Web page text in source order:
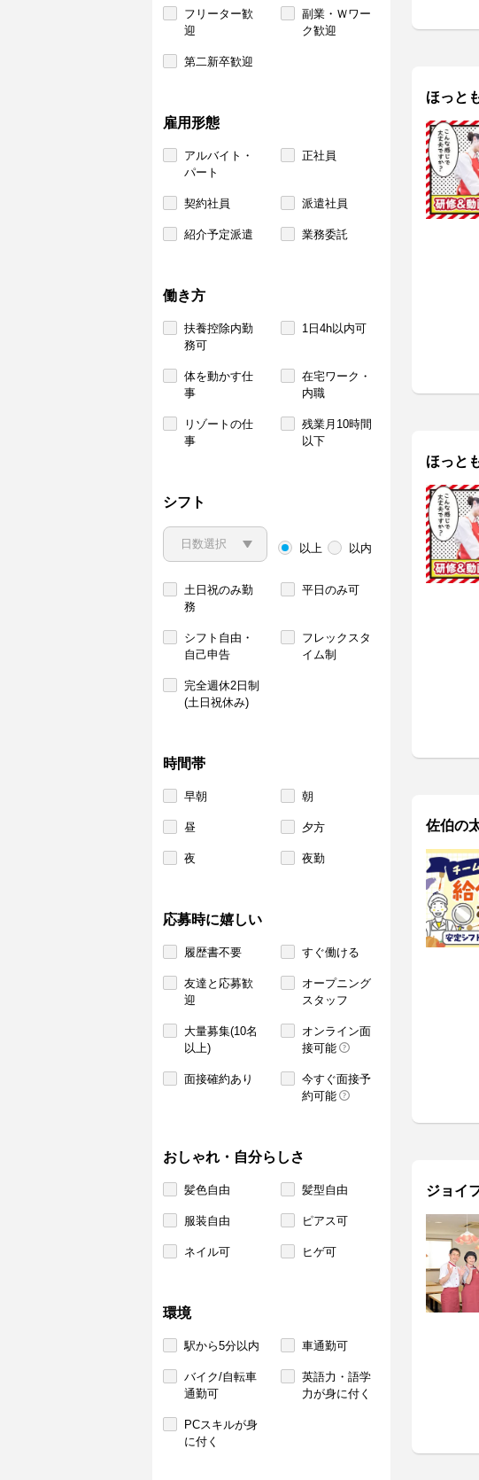
フリーター歓
迎
副業・Ｗワー
ク歓迎
第二新卒歓迎
雇用形態
アルバイト・
パート
正社員
契約社員 派遣社員
紹介予定派遣 業務委託
働き方
扶養控除内勤
務可
1日4h以内可
体を動かす仕
事
在宅ワーク・
内職
リゾートの仕
事
残業月10時間
以下
シフト
以上 以内
土日祝のみ勤
務
平日のみ可
シフト自由・
自己申告
フレックスタ
イム制
完全週休2日制
(土日祝休み)
時間帯
早朝 朝
昼 夕方
夜 夜勤
応募時に嬉しい
履歴書不要 すぐ働ける
友達と応募歓
迎
オープニング
スタッフ
大量募集(10名
以上)
オンライン面
接可能
面接確約あり
今すぐ面接予
約可能
おしゃれ・自分らしさ
髪色自由 髪型自由
服装自由 ピアス可
ネイル可 ヒゲ可
環境
駅から5分以内 車通勤可
バイク/自転車
通勤可
英語力・語学
力が身に付く
PCスキルが身
に付く
ほっと
ほっと
佐伯の
ジョイ